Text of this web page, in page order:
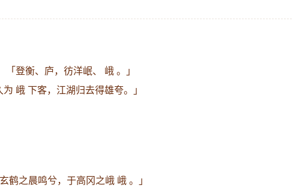
「登衡、庐，彷洋岷、 峨 。」
为 峨 下客，江湖归去得雄夸。」
玄鹤之晨鸣兮，于高冈之峨 峨 。」